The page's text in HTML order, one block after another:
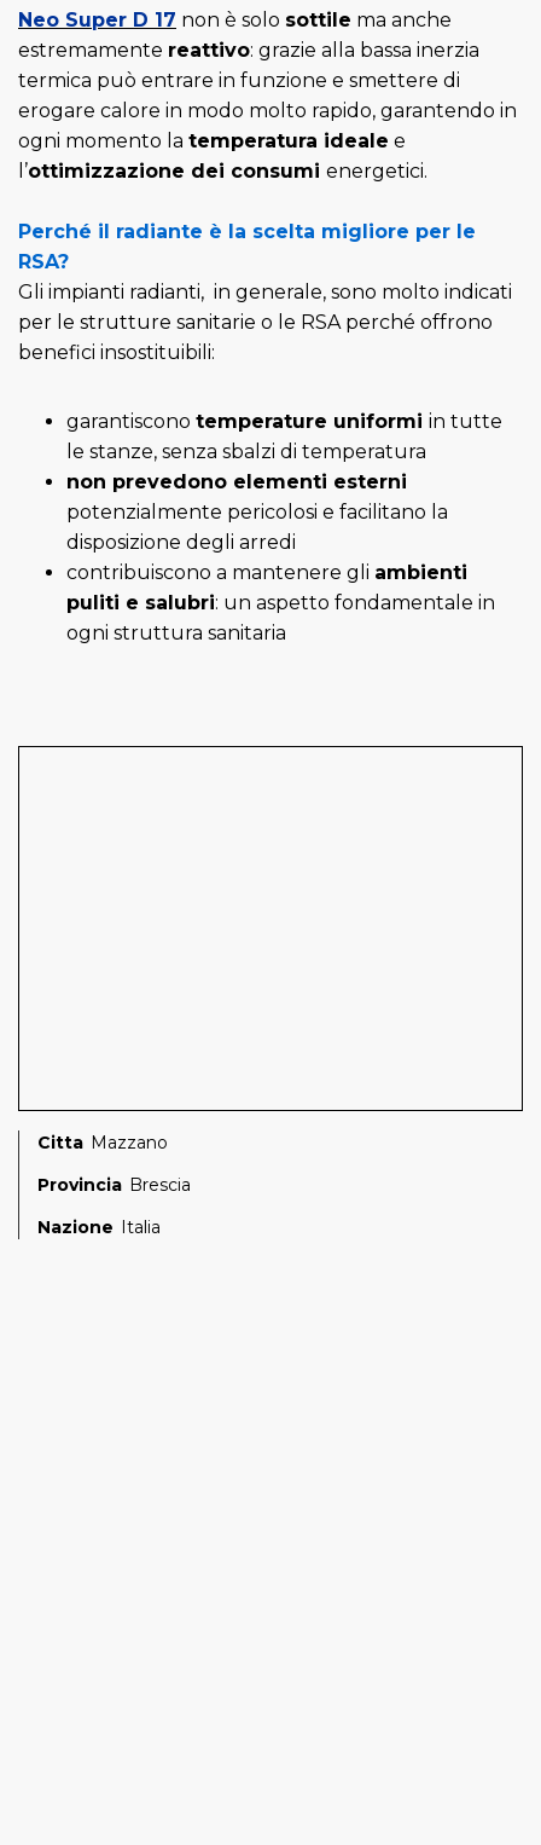
Neo Super D 17 non è solo sottile ma anche
estremamente reattivo: grazie alla bassa inerzia
termica può entrare in funzione e smettere di
erogare calore in modo molto rapido, garantendo in
ogni momento la temperatura ideale e
l’ottimizzazione dei consumi energetici.
Perché il radiante è la scelta migliore per le
RSA?
Gli impianti radianti, in generale, sono molto indicati
per le strutture sanitarie o le RSA perché offrono
benefici insostituibili:
garantiscono temperature uniformi in tutte
le stanze, senza sbalzi di temperatura
non prevedono elementi esterni
potenzialmente pericolosi e facilitano la
disposizione degli arredi
contribuiscono a mantenere gli ambienti
puliti e salubri: un aspetto fondamentale in
ogni struttura sanitaria
Citta Mazzano
Provincia Brescia
Nazione Italia